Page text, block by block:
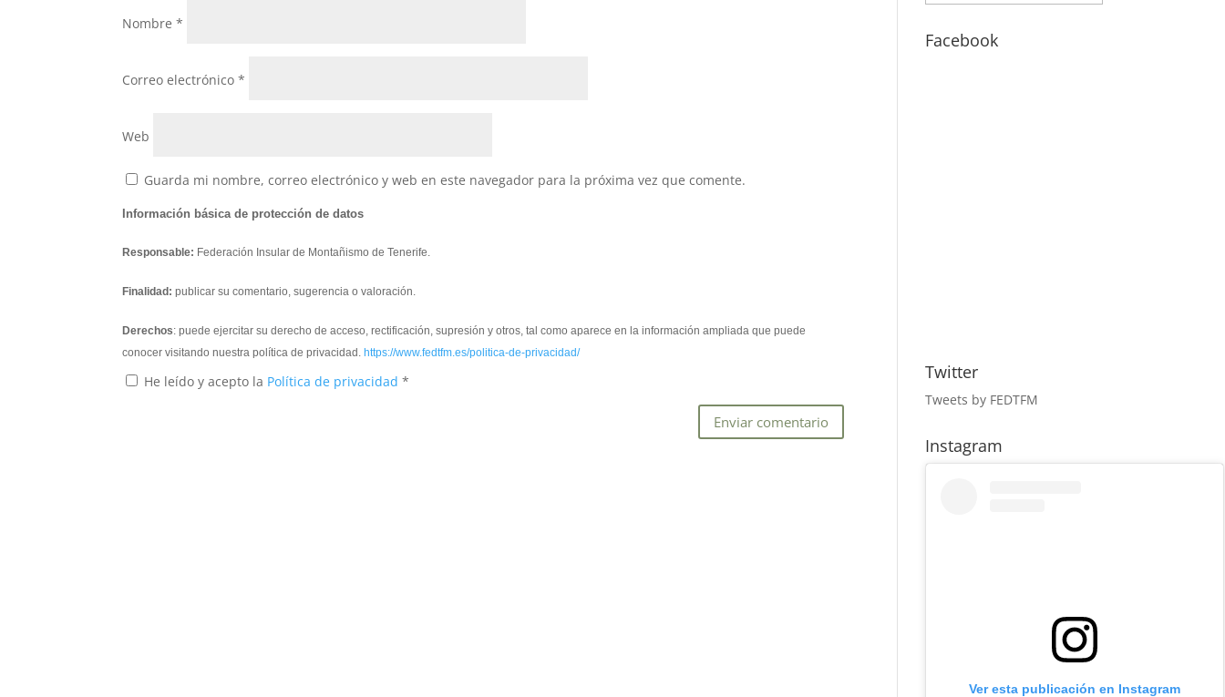
Nombre*
Correo electrónico*
Web
Guarda mi nombre, correo electrónico y web en este navegador para la próxima vez que comente.
Información básica de protección de datos
Responsable: Federación Insular de Montañismo de Tenerife.
Finalidad: publicar su comentario, sugerencia o valoración.
Derechos: puede ejercitar su derecho de acceso, rectificación, supresión y otros, tal como aparece en la información ampliada que puede
conocer visitando nuestra política de privacidad. https://www.fedtfm.es/politica-de-privacidad/
He leído y acepto la Política de privacidad*
–
BLOG
Facebook
Twitter
Tweets by FEDTFM
Instagram
Ver esta publicación en Instagram